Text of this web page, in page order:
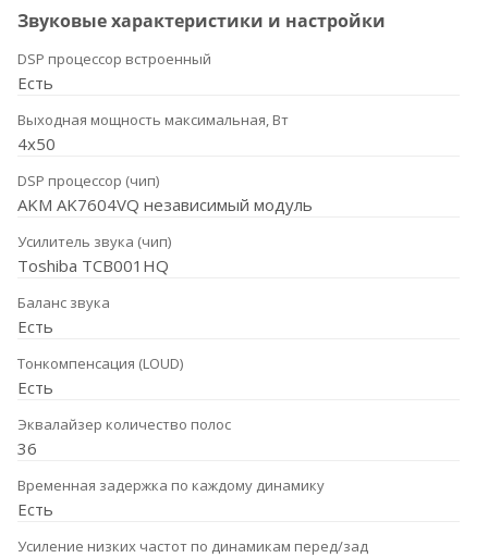
Звуковые характеристики и настройки
DSP процессор встроенный
Есть
Выходная мощность максимальная, Вт
4x50
DSP процессор (чип)
AKM AK7604VQ независимый модуль
Усилитель звука (чип)
Toshiba TCB001HQ
Баланс звука
Есть
Тонкомпенсация (LOUD)
Есть
Эквалайзер количество полос
36
Временная задержка по каждому динамику
Есть
Усиление низких частот по динамикам перед/зад